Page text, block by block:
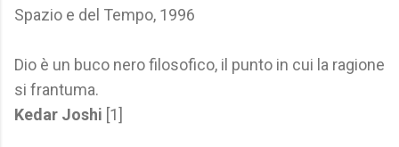
Spazio e del Tempo, 1996
Dio è un buco nero filosofico, il punto in cui la ragione
si frantuma.
Kedar Joshi [1]